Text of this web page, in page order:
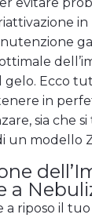
in
gelo. Ecco
in
sia che
un modello
a
a riposo il